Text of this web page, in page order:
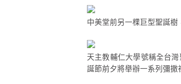
中美堂前另一棵巨型聖誕樹
天主教輔仁大學號稱全台
誕節前夕將舉辦一系列彌